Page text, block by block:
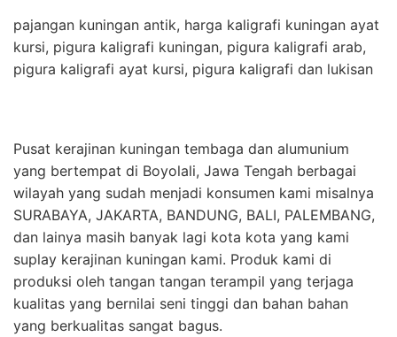
pajangan kuningan antik, harga kaligrafi kuningan ayat
kursi, pigura kaligrafi kuningan, pigura kaligrafi arab,
pigura kaligrafi ayat kursi, pigura kaligrafi dan lukisan
Pusat kerajinan kuningan tembaga dan alumunium
yang bertempat di Boyolali, Jawa Tengah berbagai
wilayah yang sudah menjadi konsumen kami misalnya
SURABAYA, JAKARTA, BANDUNG, BALI, PALEMBANG,
dan lainya masih banyak lagi kota kota yang kami
suplay kerajinan kuningan kami. Produk kami di
produksi oleh tangan tangan terampil yang terjaga
kualitas yang bernilai seni tinggi dan bahan bahan
yang berkualitas sangat bagus.